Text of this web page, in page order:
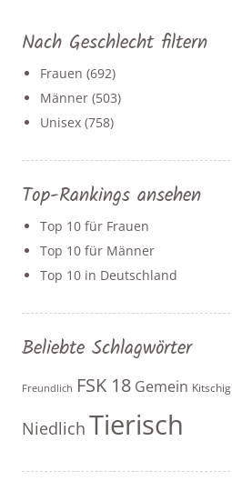
Nach Geschlecht filtern
Frauen (692)
Männer (503)
Unisex (758)
Top-Rankings ansehen
Top 10 für Frauen
Top 10 für Männer
Top 10 in Deutschland
Beliebte Schlagwörter
Freundlich FSK 18 Gemein Kitschig
Niedlich Tierisch